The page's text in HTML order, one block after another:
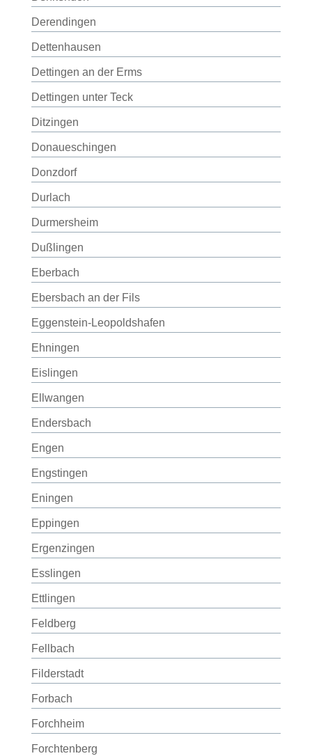
Derendingen
Dettenhausen
Dettingen an der Erms
Dettingen unter Teck
Ditzingen
Donaueschingen
Donzdorf
Durlach
Durmersheim
Dußlingen
Eberbach
Ebersbach an der Fils
Eggenstein-Leopoldshafen
Ehningen
Eislingen
Ellwangen
Endersbach
Engen
Engstingen
Eningen
Eppingen
Ergenzingen
Esslingen
Ettlingen
Feldberg
Fellbach
Filderstadt
Forbach
Forchheim
Forchtenberg